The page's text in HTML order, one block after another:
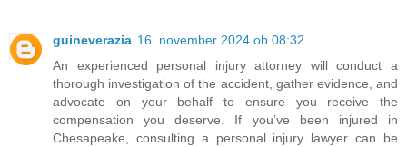
guineverazia 16. november 2024 ob 08:32
An experienced personal injury attorney will conduct a
thorough investigation of the accident, gather evidence, and
advocate on your behalf to ensure you receive the
compensation you deserve. If you’ve been injured in
Chesapeake, consulting a personal injury lawyer can be